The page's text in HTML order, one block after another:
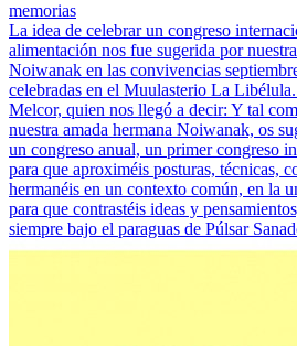
memorias
La idea de celebrar un congreso
alimentación nos fue sugerida por
Noiwanak en las convivencias
celebradas en el Muulasterio La
Melcor, quien nos llegó a decir: Y tal
nuestra amada hermana Noiwanak, os
un congreso anual, un primer congreso
para que aproximéis posturas, técnicas,
hermanéis en un contexto común, en la
para que contrastéis ideas y
siempre bajo el paraguas de Púlsar